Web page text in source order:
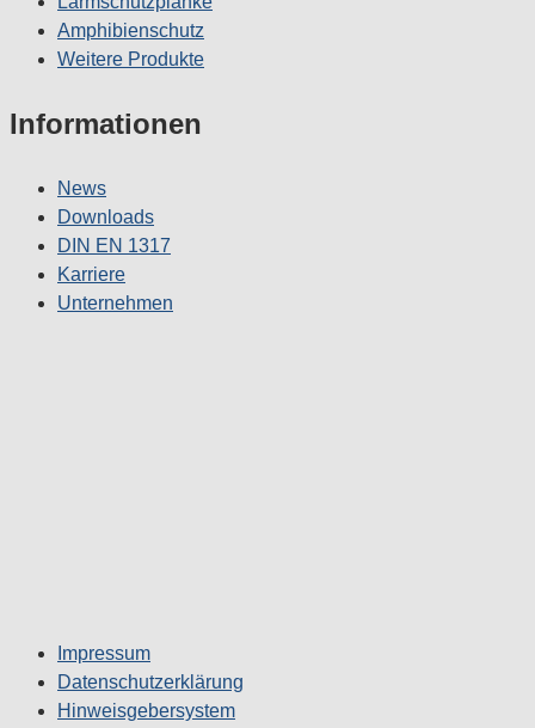
Amphibienschutz
Weitere Produkte
Informationen
News
Downloads
DIN EN 1317
Karriere
Unternehmen
Impressum
Datenschutzerklärung
Hinweisgebersystem